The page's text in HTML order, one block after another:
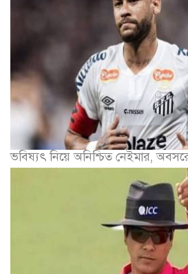
ভবিষ্যৎ নিয়ে অনিশ্চিত নেইমার,